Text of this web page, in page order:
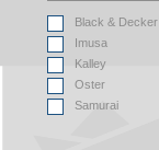
Black & Decker
Imusa
Kalley
Oster
Samurai